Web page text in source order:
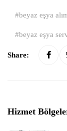
beyaz eşya
beyaz eşya
Share:
Hizmet